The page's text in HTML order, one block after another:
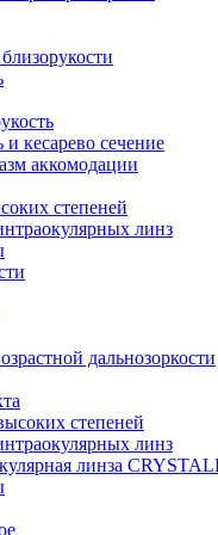
и кесарево сечение
аккомодации
степеней
линз
дальнозоркости
степеней
линз
линза